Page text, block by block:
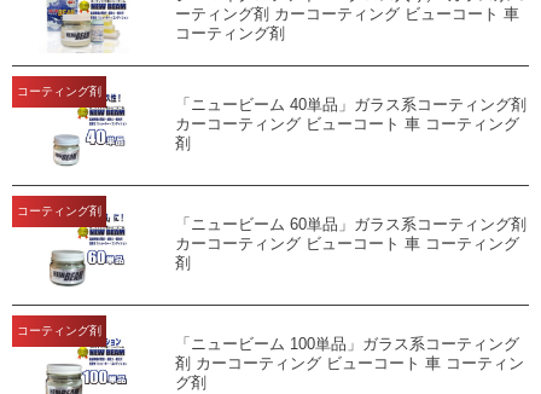
ーティング剤 カーコーティング ビューコート 車
コーティング剤
コーティング剤
「ニュービーム 40単品」ガラス系コーティング剤
カーコーティング ビューコート 車 コーティング
剤
コーティング剤
「ニュービーム 60単品」ガラス系コーティング剤
カーコーティング ビューコート 車 コーティング
剤
コーティング剤
「ニュービーム 100単品」ガラス系コーティング
剤 カーコーティング ビューコート 車 コーティン
グ剤